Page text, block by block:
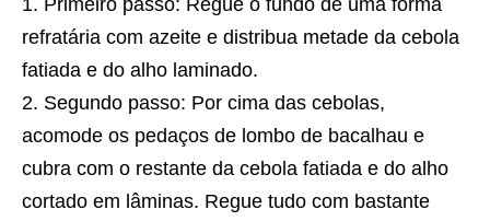
refratária com azeite e distribua metade da cebola
fatiada e do alho laminado.
Segundo passo: Por cima das cebolas,
acomode os pedaços de lombo de bacalhau e
cubra com o restante da cebola fatiada e do alho
cortado em lâminas. Regue tudo com bastante